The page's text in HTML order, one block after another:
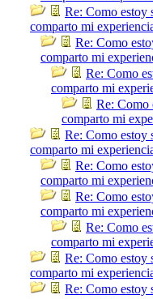
Re: Como estoy
comparto mi
Re: Como
comparto mi
Re: Como
comparto mi
Re: Como
comparto mi
Re: Como estoy
comparto mi
Re: Como
comparto mi
Re: Como
comparto mi
Re: Como
comparto mi
Re: Como estoy
comparto mi
Re: Como estoy